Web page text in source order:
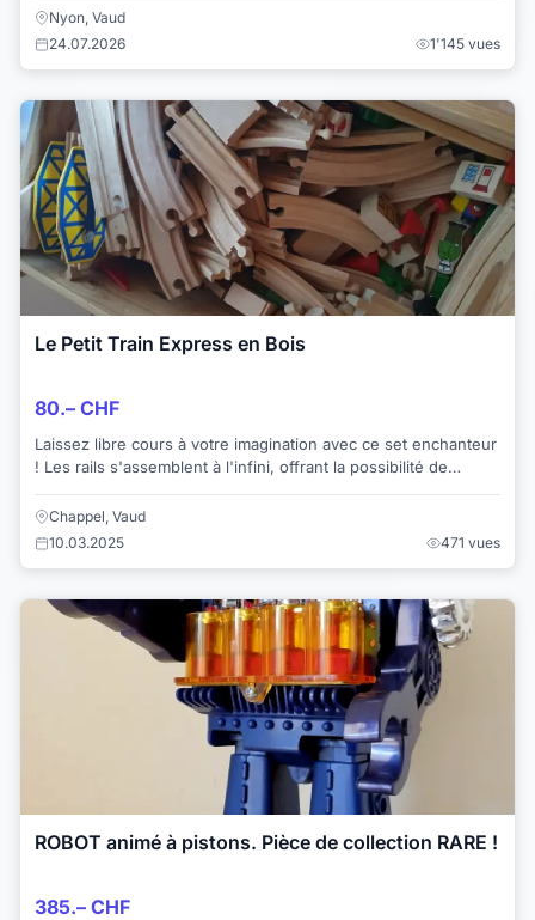
Nyon, Vaud
24.07.2026
1'145 vues
Le Petit Train Express en Bois
80.– CHF
Laissez libre cours à votre imagination avec ce set enchanteur
! Les rails s'assemblent à l'infini, offrant la possibilité de
Chappel, Vaud
10.03.2025
471 vues
ROBOT animé à pistons. Pièce de collection RARE !
385.– CHF